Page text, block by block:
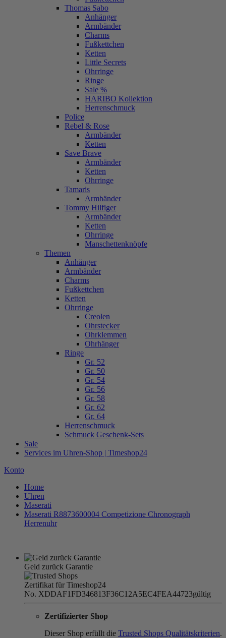
Thomas Sabo
Anhänger
Armbänder
Charms
Fußkettchen
Ketten
Little Secrets
Ohrringe
Ringe
Sale %
HARIBO Kollektion
Herrenschmuck
Police
Rebel & Rose
Armbänder
Ketten
Save Brave
Armbänder
Ketten
Ohrringe
Tamaris
Armbänder
Tommy Hilfiger
Armbänder
Ketten
Ohrringe
Manschettenknöpfe
Themen
Anhänger
Armbänder
Charms
Fußkettchen
Ketten
Ohrringe
Creolen
Ohrstecker
Ohrklemmen
Ohrhänger
Ringe
Gr. 52
Gr. 50
Gr. 54
Gr. 56
Gr. 58
Gr. 62
Gr. 64
Herrenschmuck
Schmuck Geschenk-Sets
Sale
Services im Uhren-Shop | Timeshop24
Konto
Home
Uhren
Maserati
Maserati R8873600004 Competizione Chronograph
Herrenuhr
Geld zurück Garantie
Zertifikat für Timeshop24
No. XDDAF1FD346813F36C12A5EC4FEA44723gültig
Zertifizierter Shop
Dieser Shop erfüllt die Trusted Shops Qualitätskriterien.